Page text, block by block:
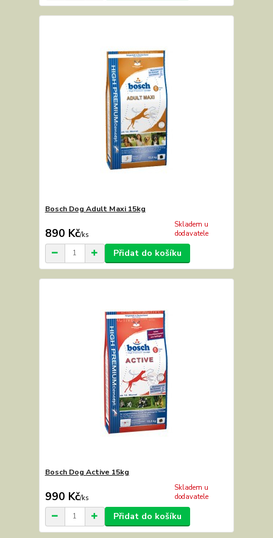
Bosch Dog Adult Maxi 15kg
890 Kč/ks
Skladem u
dodavatele
Přidat do košíku
Bosch Dog Active 15kg
990 Kč/ks
Skladem u
dodavatele
Přidat do košíku